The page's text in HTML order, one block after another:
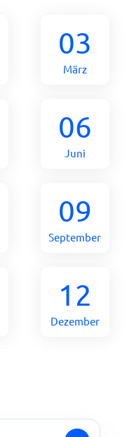
03
März
06
Juni
09
September
12
Dezember